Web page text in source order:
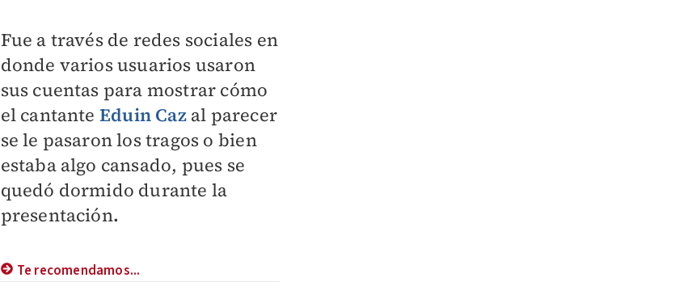
Fue a través de redes sociales en
donde varios usuarios usaron
sus cuentas para mostrar cómo
el cantante Eduin Cazal parecer
se le pasaron los tragos o bien
estaba algo cansado, pues se
quedó dormido durante la
presentación.
Te recomendamos...